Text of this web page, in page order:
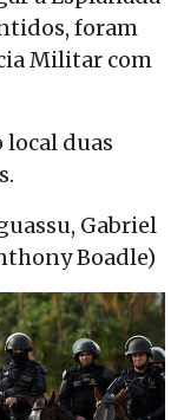
foram
Militar com
local duas
Gabriel
Boadle)